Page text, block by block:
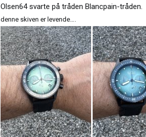
Olsen64svarte på tråden Blancpain-tråden.
denne skiven er levende….